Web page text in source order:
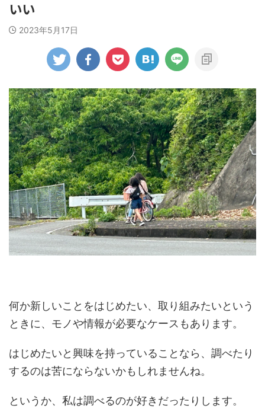
いい
2023年5月17日
何か新しいことをはじめたい、取り組みたいという
ときに、モノや情報が必要なケースもあります。
はじめたいと興味を持っていることなら、調べたり
するのは苦にならないかもしれませんね。
というか、私は調べるのが好きだったりします。